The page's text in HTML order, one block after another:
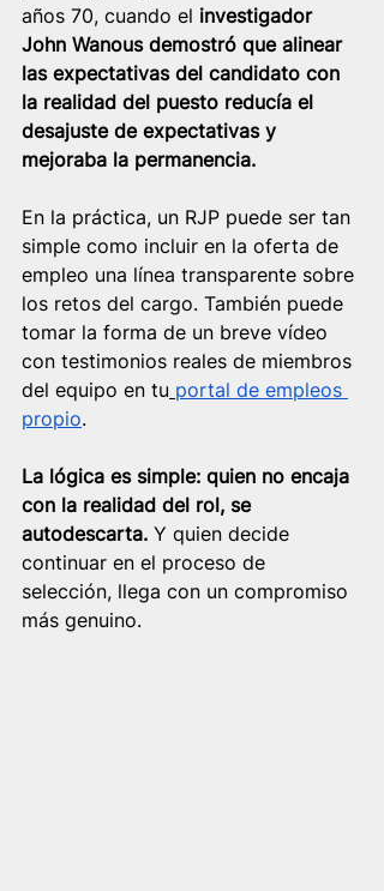
años 70, cuando el investigador
John Wanous demostró que alinear
las expectativas del candidato con
la realidad del puesto reducía el
desajuste de expectativas y
mejoraba la permanencia.
En la práctica, un RJP puede ser tan
simple como incluir en la oferta de
empleo una línea transparente sobre
los retos del cargo. También puede
tomar la forma de un breve vídeo
con testimonios reales de miembros
del equipo en tu portal de empleos
propio.
La lógica es simple: quien no encaja
con la realidad del rol, se
autodescarta. Y quien decide
continuar en el proceso de
selección, llega con un compromiso
más genuino.